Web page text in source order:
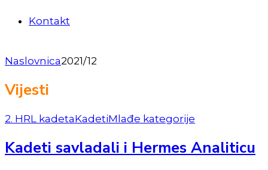
Kontakt
Naslovnica2021/12
Vijesti
2. HRL kadetaKadetiMlađe kategorije
Kadeti savladali i Hermes Analiticu